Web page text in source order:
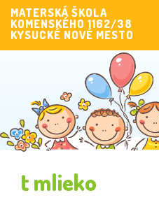
MATERSKÁ ŠKOLA
KOMENSKÉHO 1162/38
KYSUCKÉ NOVÉ MESTO
t mlieko